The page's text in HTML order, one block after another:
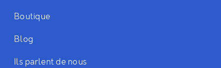
Boutique
Blog
Ils parlent de nous